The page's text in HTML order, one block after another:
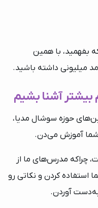
بفهمید، با همین
میلیونی داشته باشید.
بیشتر آشنا بشیم
6 نفر از بهترین‌های حوزه سوشال مدیا،
شما آموزش می‌دن.
چراکه مدرس‌های ما از
استفاده کردن و نکاتی رو
آوردن.